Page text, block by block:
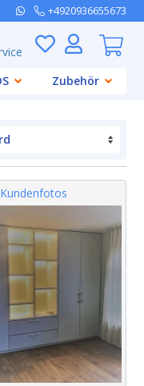
+4920936655673
Zubehör
Kundenfotos